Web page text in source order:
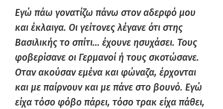
Εγώ πάω γονατίζω πάνω στον αδερφό μου
και έκλαιγα. Οι γείτονες λέγανε ότι στης
Βασιλικής το σπίτι… έχουνε ησυχάσει. Τους
φοβερίσανε οι Γερμανοί ή τους σκοτώσανε.
Οταν ακούσαν εμένα και φώναζα, έρχονται
και με παίρνουν και με πάνε στο βουνό. Εγώ
είχα τόσο φόβο πάρει, τόσο τρακ είχα πάθει,